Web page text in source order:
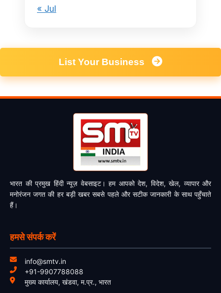
« Jul
List Your Business
भारत की प्रमुख हिंदी न्यूज़ वेबसाइट। हम आपको देश, विदेश, खेल, व्यापार और
मनोरंजन जगत की हर बड़ी खबर सबसे पहले और सटीक जानकारी के साथ पहुँचाते
हैं।
हमसे संपर्क करें
info@smtv.in
+91-9907788088
मुख्य कार्यालय, खंडवा, म.प्र., भारत